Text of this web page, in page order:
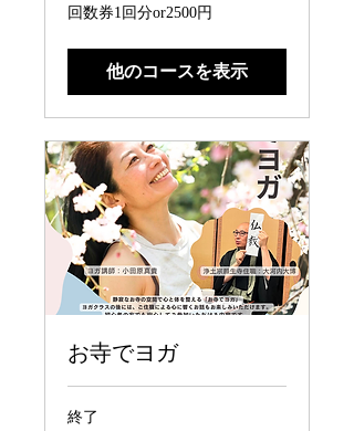
回
数
1
or2500
回数券1回分or2500円
他のコースを表示
お寺でヨガ
終了